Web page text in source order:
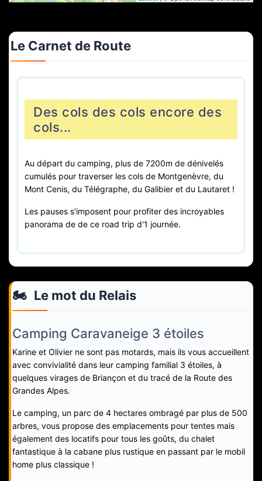
LE KLYA DES LANSTE /LA CLE DES
CHAMPS EN MAUR
Le Carnet de Route
Des cols des cols encore des
cols...
Au départ du camping, plus de 7200m de dénivelés
cumulés pour traverser les cols de Montgenèvre, du
Mont Cenis, du Télégraphe, du Galibier et du Lautaret !
Les pauses s'imposent pour profiter des incroyables
panorama de de ce road trip d'1 journée.
🏍️ Le mot du Relais
Camping Caravaneige 3 étoiles
Karine et Olivier ne sont pas motards, mais ils vous accueillent
avec convivialité dans leur camping familial 3 étoiles, à
quelques virages de Briançon et du tracé de la Route des
Grandes Alpes.
Le camping, un parc de 4 hectares ombragé par plus de 500
arbres, vous propose des emplacements pour tentes mais
également des locatifs pour tous les goûts, du chalet
fantastique à la cabane plus rustique en passant par le mobil
home plus classique !